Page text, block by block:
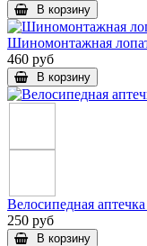
В корзину
Шиномонтажная
460 руб
В корзину
Велосипедная
250 руб
В корзину